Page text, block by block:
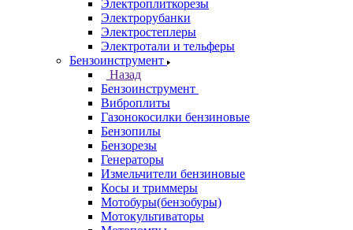
Электроплиткорезы
Электрорубанки
Электростеплеры
Электротали и тельферы
Бензоинструмент
Назад
Бензоинструмент
Виброплиты
Газонокосилки бензиновые
Бензопилы
Бензорезы
Генераторы
Измельчители бензиновые
Косы и триммеры
Мотобуры(бензобуры)
Мотокультиваторы